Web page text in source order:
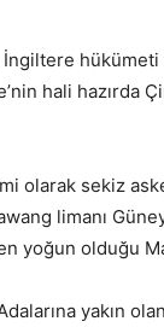
İngiltere
hali hazırda
olarak sekiz
limanı
yoğun olduğu
yakın